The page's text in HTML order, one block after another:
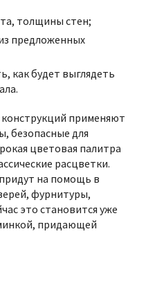
толщины стен;
предложенных
как будет выглядеть
применяют
безопасные для
цветовая палитра
расцветки.
на помощь в
фурнитуры,
это становится уже
придающей